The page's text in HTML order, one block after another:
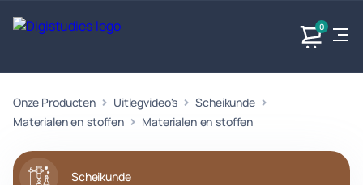
0
Exacte
vakken
Geen
vakken.
Taalvakken
vakken.
Maatschappijvakken
Onze Producten Uitlegvideo's
Scheikunde
Materialen en stoffen
Materialen en stoffen
Scheikunde